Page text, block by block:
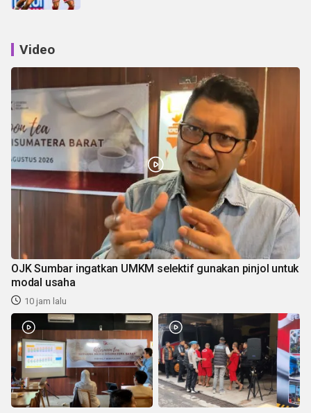
Video
OJK Sumbar ingatkan UMKM selektif gunakan pinjol untuk
modal usaha
10 jam lalu